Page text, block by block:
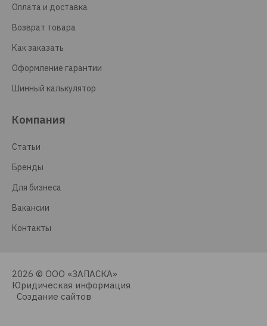
Оплата и доставка
Возврат товара
Как заказать
Оформление гарантии
Шинный калькулятор
Компания
Статьи
Бренды
Для бизнеса
Вакансии
Контакты
2026 © ООО «ЗАПАСКА»
Юридическая информация
Создание сайтов